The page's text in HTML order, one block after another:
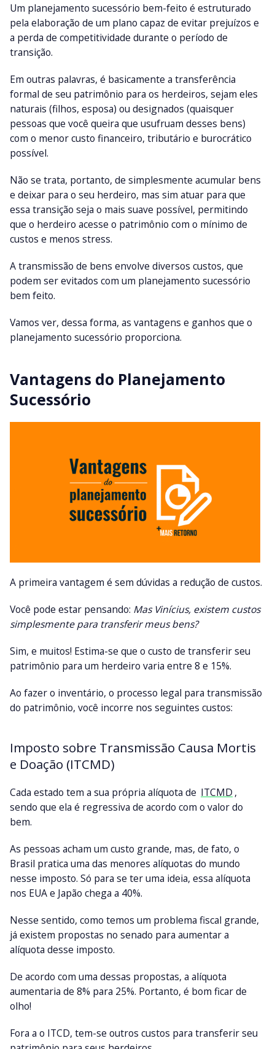
Um planejamento sucessório bem-feito é estruturado
pela elaboração de um plano capaz de evitar prejuízos e
a perda de competitividade durante o período de
transição.
Em outras palavras, é basicamente a transferência
formal de seu patrimônio para os herdeiros, sejam eles
naturais (filhos, esposa) ou designados (quaisquer
pessoas que você queira que usufruam desses bens)
com o menor custo financeiro, tributário e burocrático
possível.
Não se trata, portanto, de simplesmente acumular bens
e deixar para o seu herdeiro, mas sim atuar para que
essa transição seja o mais suave possível, permitindo
que o herdeiro acesse o patrimônio com o mínimo de
custos e menos stress.
A transmissão de bens envolve diversos custos, que
podem ser evitados com um planejamento sucessório
bem feito.
Vamos ver, dessa forma, as vantagens e ganhos que o
planejamento sucessório proporciona.
Vantagens do Planejamento
Sucessório
A primeira vantagem é sem dúvidas a redução de custos.
Você pode estar pensando: Mas Vinícius, existem custos
simplesmente para transferir meus bens?
Sim, e muitos! Estima-se que o custo de transferir seu
patrimônio para um herdeiro varia entre 8 e 15%.
Ao fazer o inventário, o processo legal para transmissão
do patrimônio, você incorre nos seguintes custos:
Imposto sobre Transmissão Causa Mortis
e Doação (ITCMD)
Cada estado tem a sua própria alíquota de ITCMD ,
sendo que ela é regressiva de acordo com o valor do
bem.
As pessoas acham um custo grande, mas, de fato, o
Brasil pratica uma das menores alíquotas do mundo
nesse imposto. Só para se ter uma ideia, essa alíquota
nos EUA e Japão chega a 40%.
Nesse sentido, como temos um problema fiscal grande,
já existem propostas no senado para aumentar a
alíquota desse imposto.
De acordo com uma dessas propostas, a alíquota
aumentaria de 8% para 25%. Portanto, é bom ficar de
olho!
Fora a o ITCD, tem-se outros custos para transferir seu